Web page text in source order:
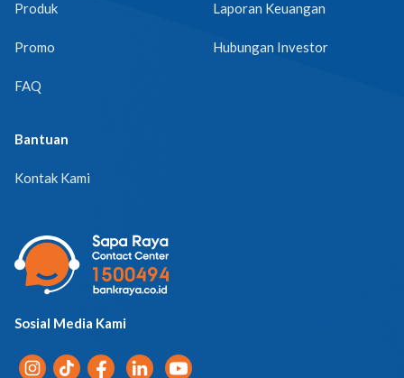
Produk
Promo
FAQ
Laporan Keuangan
Hubungan Investor
Bantuan
Kontak Kami
Sosial Media Kami